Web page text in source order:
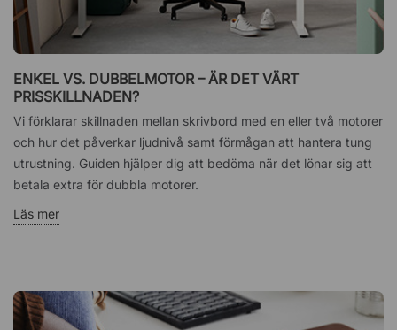
ENKEL VS. DUBBELMOTOR – ÄR DET VÄRT
PRISSKILLNADEN?
Vi förklarar skillnaden mellan skrivbord med en eller två motorer
och hur det påverkar ljudnivå samt förmågan att hantera tung
utrustning. Guiden hjälper dig att bedöma när det lönar sig att
betala extra för dubbla motorer.
Läs mer